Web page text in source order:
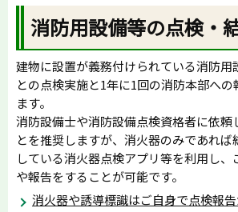
消防用設備等の点検・
建物に設置が義務付けられている消防用
との点検実施と1年に1回の消防本部への
ます。
消防設備士や消防設備点検資格者に依頼
とを推奨しますが、消火器のみであれ
している消火器点検アプリ等を利用し
や報告をすることが可能です。
消火器や誘導標識はご自身で点検報